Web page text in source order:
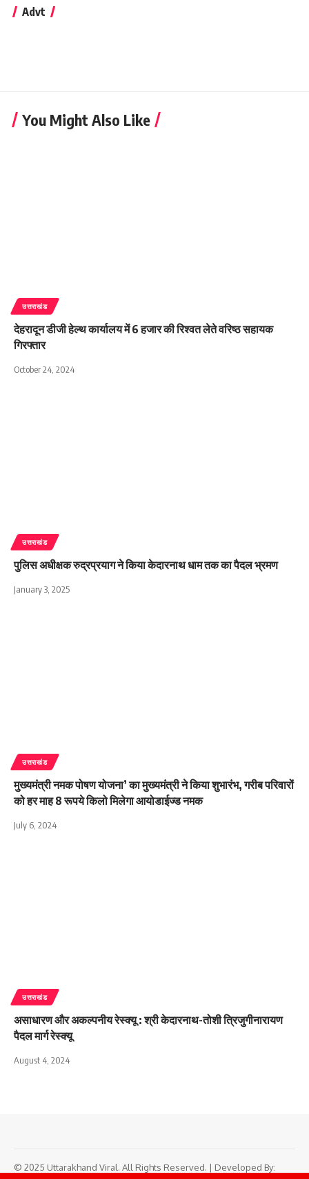
Advt
You Might Also Like
उत्तराखंड
देहरादून डीजी हेल्थ कार्यालय में 6 हजार की रिश्वत लेते वरिष्ठ सहायक
गिरफ्तार
October 24, 2024
उत्तराखंड
पुलिस अधीक्षक रुद्रप्रयाग ने किया केदारनाथ धाम तक का पैदल भ्रमण
January 3, 2025
उत्तराखंड
मुख्यमंत्री नमक पोषण योजना’ का मुख्यमंत्री ने किया शुभारंभ, गरीब परिवारों
को हर माह 8 रूपये किलो मिलेगा आयोडाईज्ड नमक
July 6, 2024
उत्तराखंड
असाधारण और अकल्पनीय रेस्क्यू : श्री केदारनाथ-तोशी त्रिजुगीनारायण
पैदल मार्ग रेस्क्यू
August 4, 2024
© 2025 Uttarakhand Viral. All Rights Reserved. | Developed By: